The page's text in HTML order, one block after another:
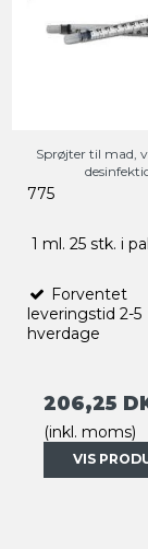
Sprøjter til mad,
775
1 ml. 25 stk. i
Forventet
leveringstid 2-5
hverdage
206,25
(inkl. moms)
VIS